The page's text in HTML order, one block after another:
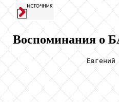
Воспоминания о
Евгений